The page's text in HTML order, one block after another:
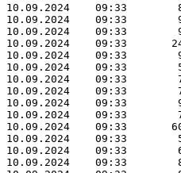
10.09.2024    09:33
10.09.2024    09:33
10.09.2024    09:33
10.09.2024    09:33
10.09.2024    09:33
10.09.2024    09:33
10.09.2024    09:33
10.09.2024    09:33
10.09.2024    09:33
10.09.2024    09:33
10.09.2024    09:33
10.09.2024    09:33
10.09.2024    09:33
10.09.2024    09:33